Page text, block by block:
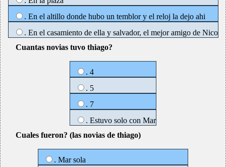
. En el altillo donde hubo un temblor y el reloj la dejo ahi
. En el casamiento de ella y salvador, el mejor amigo de Nico
Cuantas novias tuvo thiago?
. 4
. 5
. 7
. Estuvo solo con Mar
Cuales fueron? (las novias de thiago)
. Mar sola